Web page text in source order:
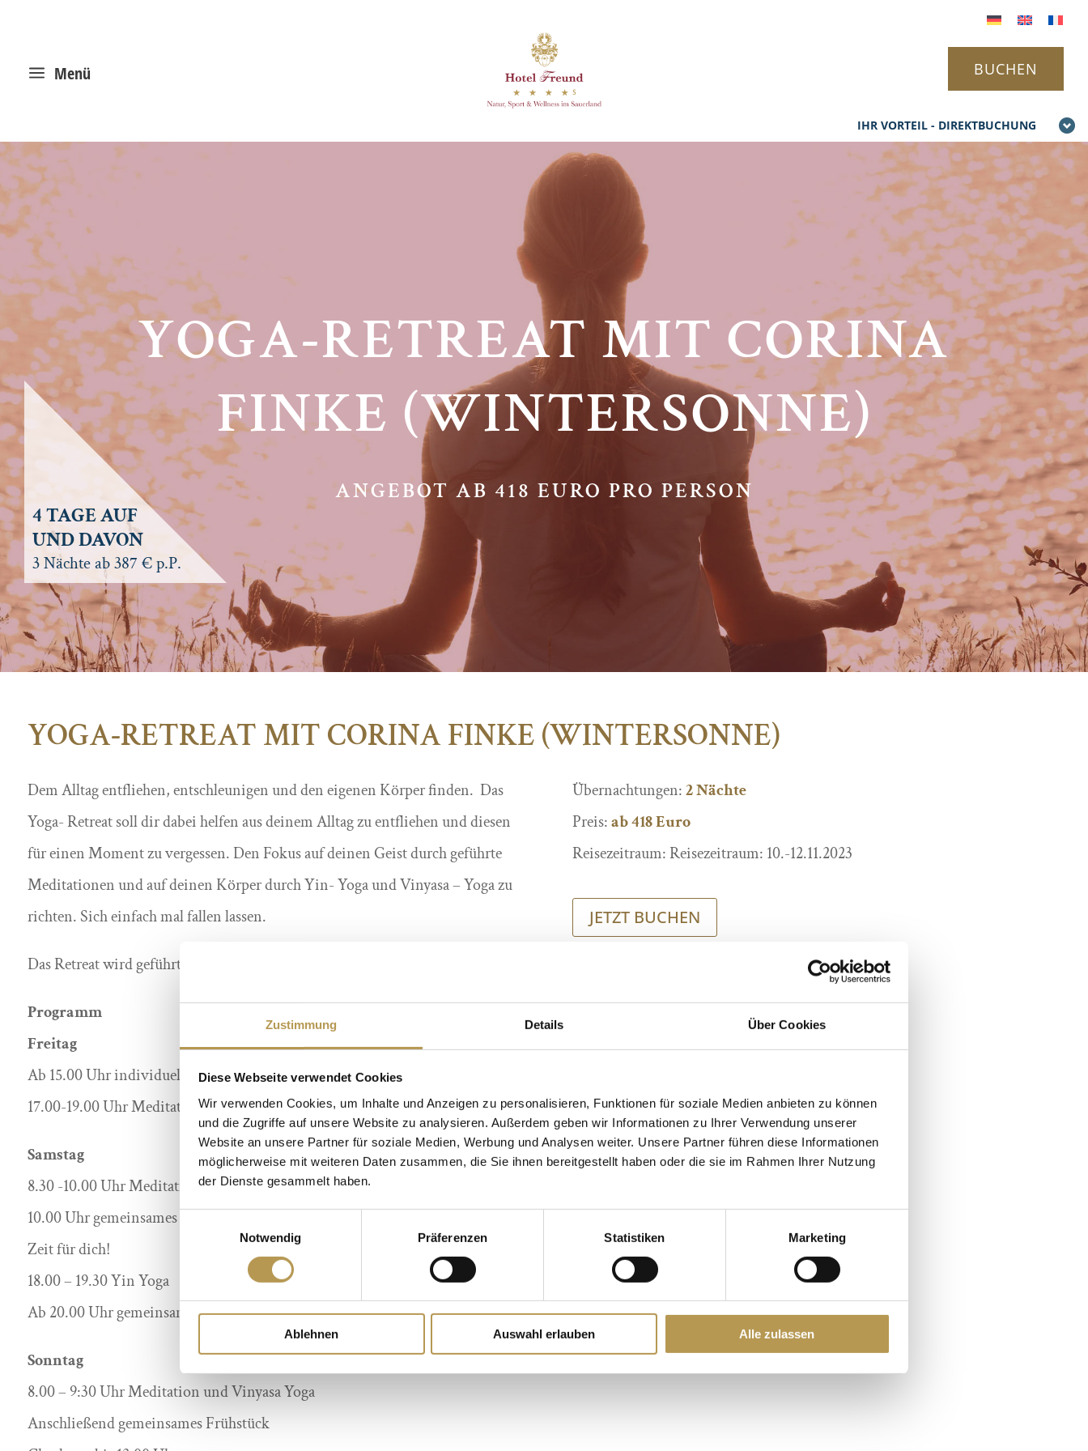
Zustimmung Details Über Cookies
Diese Webseite verwendet Cookies
Wir verwenden Cookies, um Inhalte und Anzeigen zu personalisieren, Funktionen für soziale Medien anbieten zu können
und die Zugriffe auf unsere Website zu analysieren. Außerdem geben wir Informationen zu Ihrer Verwendung unserer
Website an unsere Partner für soziale Medien, Werbung und Analysen weiter. Unsere Partner führen diese Informationen
möglicherweise mit weiteren Daten zusammen, die Sie ihnen bereitgestellt haben oder die sie im Rahmen Ihrer Nutzung
der Dienste gesammelt haben.
Notwendig
Präferenzen Statistiken Marketing
Ablehnen Auswahl erlauben Alle zulassen
IHR VORTEIL - DIREKTBUCHUNG
a Menü BUCHEN
YOGA-RETREAT MIT CORINA
FINKE (WINTERSONNE)
ANGEBOT AB 418 EURO PRO PERSON
4 TAGE AUF
UND DAVON
3 Nächte ab 387 € p.P.
YOGA-RETREAT MIT CORINA FINKE (WINTERSONNE)
Dem Alltag entfliehen, entschleunigen und den eigenen Körper finden. Das
Yoga- Retreat soll dir dabei helfen aus deinem Alltag zu entfliehen und diesen
für einen Moment zu vergessen. Den Fokus auf deinen Geist durch geführte
Meditationen und auf deinen Körper durch Yin- Yoga und Vinyasa – Yoga zu
richten. Sich einfach mal fallen lassen.
Das Retreat wird geführt von:
Programm
Freitag
Ab 15.00 Uhr individuelle Anreise
17.00-19.00 Uhr Meditation und Vinyasa Yoga
Samstag
8.30 -10.00 Uhr Meditation und Vinyasa Yoga
10.00 Uhr gemeinsames Frühstück
Zeit für dich!
18.00 – 19.30 Yin Yoga
Ab 20.00 Uhr gemeinsames Abendessen
Sonntag
8.00 – 9:30 Uhr Meditation und Vinyasa Yoga
Anschließend gemeinsames Frühstück
Übernachtungen:2 Nächte
Preis:ab 418 Euro
Reisezeitraum: Reisezeitraum: 10.-12.11.2023
JETZT BUCHEN